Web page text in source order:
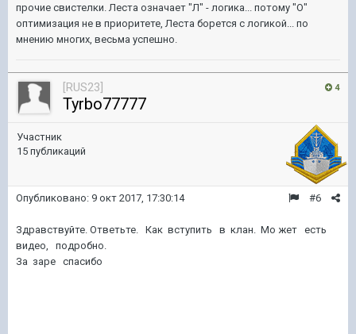
прочие свистелки. Леста означает "Л" - логика... потому "О"
оптимизация не в приоритете, Леста борется с логикой... по
мнению многих, весьма успешно.
4
[RUS23]
Tyrbo77777
Участник
15 публикаций
#6
Опубликовано: 9 окт 2017, 17:30:14
Здравствуйте. Ответьте. Как вступить в клан. Мо жет есть
видео, подробно.
За заре спасибо